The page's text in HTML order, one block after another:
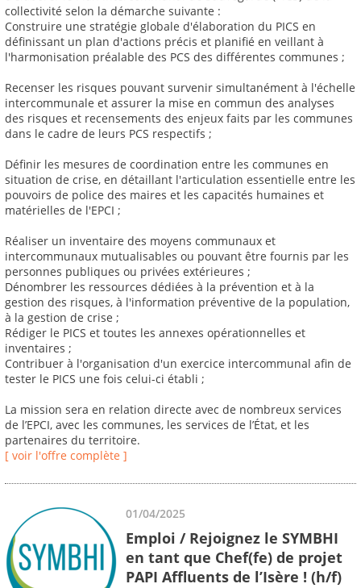
collectivité selon la démarche suivante :
Construire une stratégie globale d'élaboration du PICS en
définissant un plan d'actions précis et planifié en veillant à
l'harmonisation préalable des PCS des différentes communes ;
Recenser les risques pouvant survenir simultanément à l'échelle
intercommunale et assurer la mise en commun des analyses
des risques et recensements des enjeux faits par les communes
dans le cadre de leurs PCS respectifs ;
Définir les mesures de coordination entre les communes en
situation de crise, en détaillant l'articulation essentielle entre les
pouvoirs de police des maires et les capacités humaines et
matérielles de l'EPCI ;
Réaliser un inventaire des moyens communaux et
intercommunaux mutualisables ou pouvant être fournis par les
personnes publiques ou privées extérieures ;
Dénombrer les ressources dédiées à la prévention et à la
gestion des risques, à l'information préventive de la population,
à la gestion de crise ;
Rédiger le PICS et toutes les annexes opérationnelles et
inventaires ;
Contribuer à l'organisation d'un exercice intercommunal afin de
tester le PICS une fois celui-ci établi ;
La mission sera en relation directe avec de nombreux services
de l’EPCI, avec les communes, les services de l’État, et les
partenaires du territoire.
[ voir l'offre complète ]
01/04/2025
Emploi / Rejoignez le SYMBHI
en tant que Chef(fe) de projet
PAPI Affluents de l’Isère ! (h/f)